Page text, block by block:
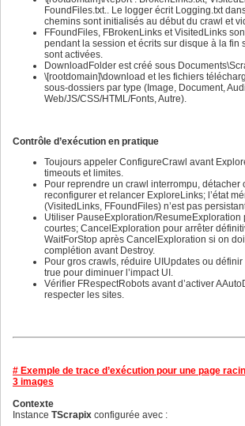
675
678
679
684
685
687
689
692
696
698
705
706
707
708
709
FoundFiles.txt.. Le logger écrit Logging.txt
chemins sont initialisés au début du crawl et
FFoundFiles, FBrokenLinks et VisitedLinks
pendant la session et écrits sur disque à la fin
sont activées.
DownloadFolder est créé sous
\[rootdomain]\download et les fichiers
sous-dossiers par type (Image, Document,
Web/JS/CSS/HTML/Fonts, Autre).
Contrôle d’exécution en pratique
Toujours appeler ConfigureCrawl avant
timeouts et limites.
Pour reprendre un crawl interrompu, détacher
reconfigurer et relancer ExploreLinks; l’état
(VisitedLinks, FFoundFiles) n’est pas
Utiliser PauseExploration/ResumeExploration
courtes; CancelExploration pour arrêter
WaitForStop après CancelExploration si on
complétion avant Destroy.
Pour gros crawls, réduire UIUpdates ou
true pour diminuer l’impact UI.
Vérifier FRespectRobots avant d’activer
respecter les sites.
# Exemple de trace d’exécution pour une page
3 images
Contexte
Instance TScrapix configurée avec :